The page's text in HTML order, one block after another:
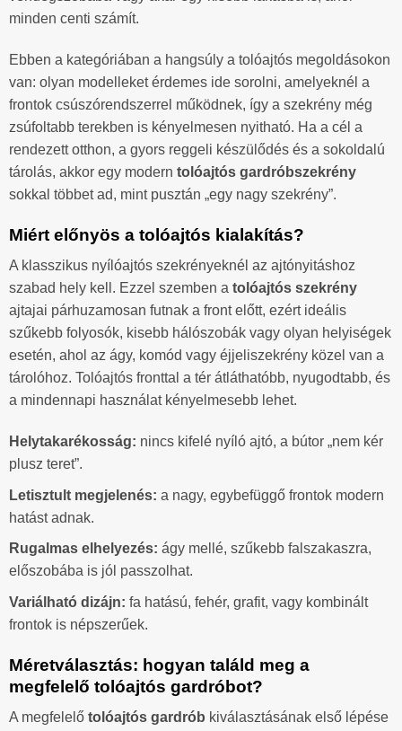
minden centi számít.
Ebben a kategóriában a hangsúly a tolóajtós megoldásokon
van: olyan modelleket érdemes ide sorolni, amelyeknél a
frontok csúszórendszerrel működnek, így a szekrény még
zsúfoltabb terekben is kényelmesen nyitható. Ha a cél a
rendezett otthon, a gyors reggeli készülődés és a sokoldalú
tárolás, akkor egy modern tolóajtós gardróbszekrény
sokkal többet ad, mint pusztán „egy nagy szekrény”.
Miért előnyös a tolóajtós kialakítás?
A klasszikus nyílóajtós szekrényeknél az ajtónyitáshoz
szabad hely kell. Ezzel szemben a tolóajtós szekrény
ajtajai párhuzamosan futnak a front előtt, ezért ideális
szűkebb folyosók, kisebb hálószobák vagy olyan helyiségek
esetén, ahol az ágy, komód vagy éjjeliszekrény közel van a
tárolóhoz. Tolóajtós fronttal a tér átláthatóbb, nyugodtabb, és
a mindennapi használat kényelmesebb lehet.
Helytakarékosság: nincs kifelé nyíló ajtó, a bútor „nem kér
plusz teret”.
Letisztult megjelenés: a nagy, egybefüggő frontok modern
hatást adnak.
Rugalmas elhelyezés: ágy mellé, szűkebb falszakaszra,
előszobába is jól passzolhat.
Variálható dizájn: fa hatású, fehér, grafit, vagy kombinált
frontok is népszerűek.
Méretválasztás: hogyan találd meg a
megfelelő tolóajtós gardróbot?
A megfelelő tolóajtós gardrób kiválasztásának első lépése